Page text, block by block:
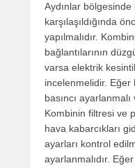
Aydınlar bölgesinde
karşılaşıldığında
yapılmalıdır.
bağlantılarının
varsa elektrik
incelenmelidir. Eğer
basıncı
Kombinin filtresi ve
hava kabarcıkları
ayarları kontrol
ayarlanmalıdır.